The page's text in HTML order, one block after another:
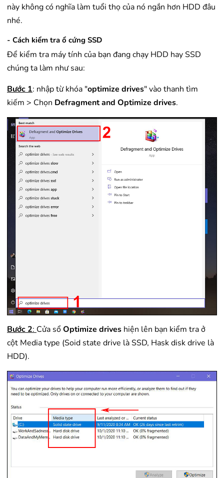
này không có nghĩa làm tuổi thọ của nó ngắn hơn HDD đâu
nhé.
- Cách kiểm tra ổ cứng SSD
Để kiểm tra máy tính của bạn đang chạy HDD hay SSD
chúng ta làm như sau:
Bước 1: nhập từ khóa "optimize drives" vào thanh tìm
kiếm > Chọn Defragment and Optimize drives.
Bước 2: Cửa sổOptimize drives hiện lên bạn kiểm tra ở
cột Media type (Soid state drive là SSD, Hask disk drive là
HDD).